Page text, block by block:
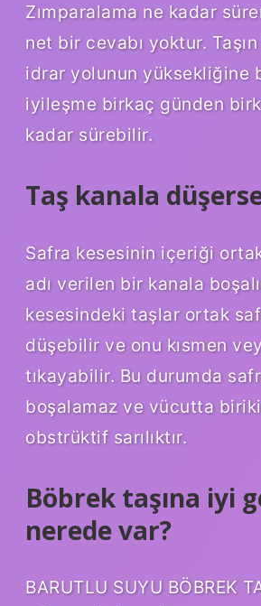
Zımparalama ne kadar
net bir cevabı yoktur.
idrar yolunun yüksekliğine
iyileşme birkaç günden
kadar sürebilir.
Taş kanala
Safra kesesinin içeriği
adı verilen bir kanala
kesesindeki taşlar ortak
düşebilir ve onu kısmen
tıkayabilir. Bu durumda
boşalamaz ve vücutta
obstrüktif sarılıktır.
Böbrek taşına iyi
nerede var?
BARUTLU SUYU BÖBREK